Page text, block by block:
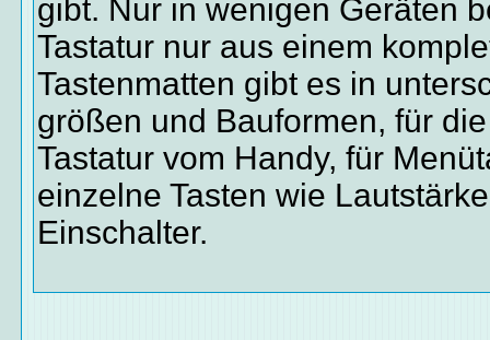
gibt. Nur in wenigen Geräten
Tastatur nur aus einem
Tastenmatten gibt es in
größen und Bauformen, für
Tastatur vom Handy, für
einzelne Tasten wie
Einschalter.